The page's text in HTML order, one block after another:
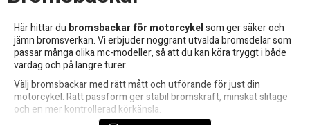
Här hittar du bromsbackar för motorcykelsom ger säker och
jämn bromsverkan. Vi erbjuder noggrant utvalda bromsdelar som
passar många olika mc-modeller, så att du kan köra tryggt i både
vardag och på längre turer.
Välj bromsbackar med rätt mått och utförande för just din
motorcykel. Rätt passform ger stabil bromskraft, minskat slitage
och en mer kontrollerad körkänsla.